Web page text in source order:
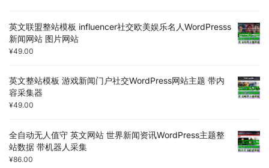
英文联盟整站模板 influencer社交欧美娱乐名人WordPresss
新闻网站 图片网站
¥49.00
英文整站模板 游戏新闻门户社交WordPress网站主题 带内
容采集器
¥49.00
全自动无人值守 英文网站 世界新闻资讯WordPress主题整
站数据 带机器人采集
¥86.00